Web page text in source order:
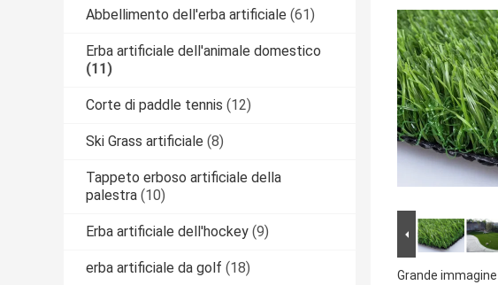
Abbellimento dell'erba artificiale (61)
Erba artificiale dell'animale domestico
(11)
Corte di paddle tennis (12)
Ski Grass artificiale (8)
Tappeto erboso artificiale della
palestra (10)
Erba artificiale dell'hockey (9)
erba artificiale da golf (18) Grande immagine